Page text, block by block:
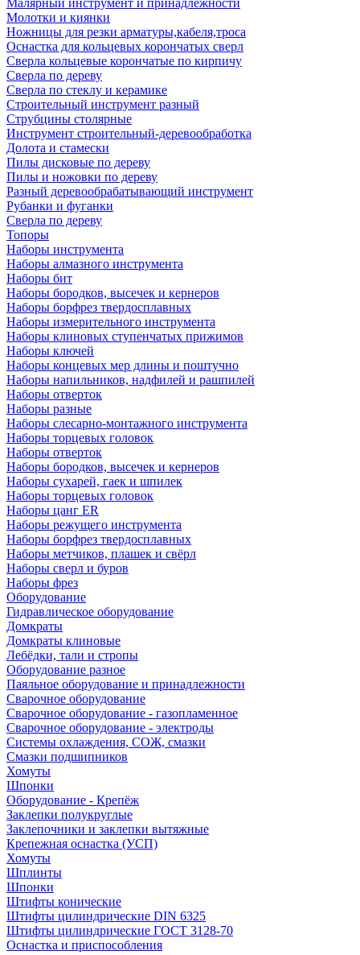
Малярный инструмент и принадлежности
Молотки и киянки
Ножницы для резки арматуры,кабеля,троса
Оснастка для кольцевых корончатых сверл
Сверла кольцевые корончатые по кирпичу
Сверла по дереву
Сверла по стеклу и керамике
Строительный инструмент разный
Струбцины столярные
Инструмент строительный-деревообработка
Долота и стамески
Пилы дисковые по дереву
Пилы и ножовки по дереву
Разный деревообрабатывающий инструмент
Рубанки и фуганки
Сверла по дереву
Топоры
Наборы инструмента
Наборы алмазного инструмента
Наборы бит
Наборы бородков, высечек и кернеров
Наборы борфрез твердосплавных
Наборы измерительного инструмента
Наборы клиновых ступенчатых прижимов
Наборы ключей
Наборы концевых мер длины и поштучно
Наборы напильников, надфилей и рашпилей
Наборы отверток
Наборы разные
Наборы слесарно-монтажного инструмента
Наборы торцевых головок
Наборы отверток
Наборы бородков, высечек и кернеров
Наборы сухарей, гаек и шпилек
Наборы торцевых головок
Наборы цанг ER
Наборы режущего инструмента
Наборы борфрез твердосплавных
Наборы метчиков, плашек и свёрл
Наборы сверл и буров
Наборы фрез
Оборудование
Гидравлическое оборудование
Домкраты
Домкраты клиновые
Лебёдки, тали и стропы
Оборудование разное
Паяльное оборудование и принадлежности
Сварочное оборудование
Сварочное оборудование - газопламенное
Сварочное оборудование - электроды
Системы охлаждения, СОЖ, смазки
Смазки подшипников
Хомуты
Шпонки
Оборудование - Крепёж
Заклепки полукруглые
Заклепочники и заклепки вытяжные
Крепежная оснастка (УСП)
Хомуты
Шплинты
Шпонки
Штифты конические
Штифты цилиндрические DIN 6325
Штифты цилиндрические ГОСТ 3128-70
Оснастка и приспособления